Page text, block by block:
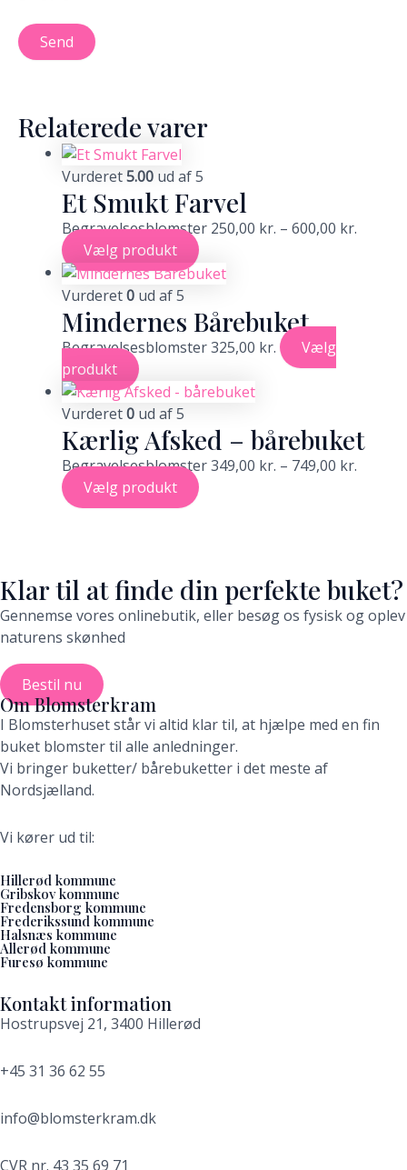
Relaterede varer
Vurderet5.00 ud af 5
Et Smukt Farvel
Begravelsesblomster 250,00 kr. – 600,00 kr.
Vælg produkt
Vurderet0 ud af 5
Mindernes Bårebuket
Begravelsesblomster325,00 kr.
Vælg
produkt
Vurderet0 ud af 5
Kærlig Afsked – bårebuket
Begravelsesblomster349,00 kr. – 749,00 kr.
Vælg produkt
Klar til at finde din perfekte buket?
Gennemse vores onlinebutik, eller besøg os fysisk og oplev
naturens skønhed
Bestil nu
Om Blomsterkram
I Blomsterhuset står vi altid klar til, at hjælpe med en fin
buket blomster til alle anledninger.
Vi bringer buketter/ bårebuketter i det meste af
Nordsjælland.
Vi kører ud til:
Hillerød kommune
Gribskov kommune
Fredensborg kommune
Frederikssund kommune
Halsnæs kommune
Allerød kommune
Furesø kommune
Kontakt information
Hostrupsvej 21, 3400 Hillerød
+45 31 36 62 55
info@blomsterkram.dk
CVR nr. 43 35 69 71